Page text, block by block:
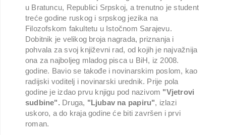
u Bratuncu, Republici Srpskoj, a trenutno je student
treće godine ruskog i srpskog jezika na
Filozofskom fakultetu u Istočnom Sarajevu.
Dobitnik je velikog broja nagrada, priznanja i
pohvala za svoj književni rad, od kojih je najvažnija
ona za najboljeg mladog pisca u BiH, iz 2008.
godine. Bavio se takođe i novinarskim poslom, kao
radijski voditelj i novinarski urednik. Prije pola
godine je izdao prvu knjigu pod nazivom "Vjetrovi
sudbine". Druga, "Ljubav na papiru", izlazi
uskoro, a do kraja godine će biti završen i prvi
roman.